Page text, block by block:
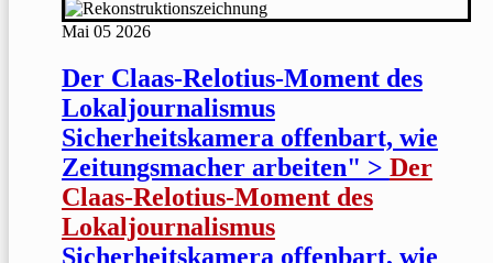
Mai 05 2026
Der Claas-Relotius-Moment des
Lokaljournalismus
Sicherheitskamera offenbart, wie
Zeitungsmacher arbeiten" > Der
Claas-Relotius-Moment des
Lokaljournalismus
Sicherheitskamera offenbart, wie